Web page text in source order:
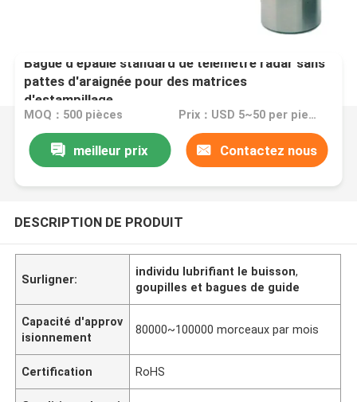
Bague d'épaule standard de télémètre radar sans
pattes d'araignée pour des matrices
d'estampillage
MOQ：500 pièces Prix：USD 5~50 per pieses
meilleur prix Contactez nous
DESCRIPTION DE PRODUIT
Surligner:
individu lubrifiant le buisson,
goupilles et bagues de guide
Capacité d'approv
isionnement
80000~100000 morceaux par mois
Certification RoHS